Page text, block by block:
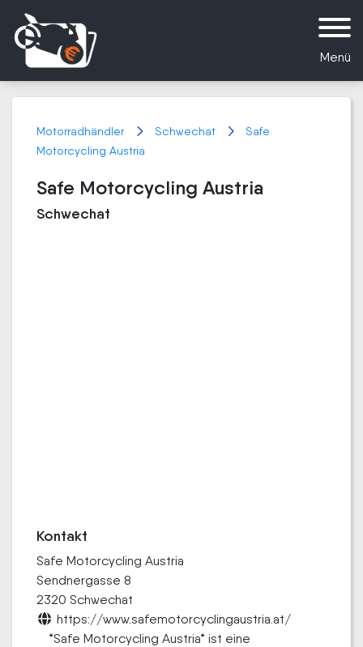
Menü
Motorradhändler Schwechat
Safe
Motorcycling Austria
Safe Motorcycling Austria
Schwechat
Kontakt
Safe Motorcycling Austria
Sendnergasse 8
2320 Schwechat
https://www.safemotorcyclingaustria.at/
*Safe Motorcycling Austria* ist eine